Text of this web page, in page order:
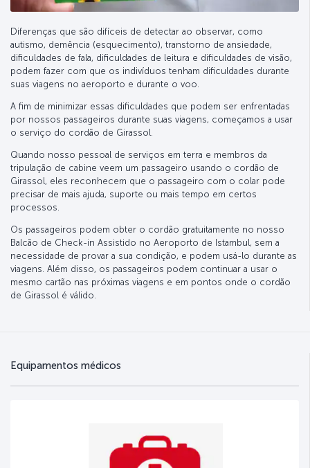
Diferenças que são difíceis de detectar ao observar, como
autismo, demência (esquecimento), transtorno de ansiedade,
dificuldades de fala, dificuldades de leitura e dificuldades de visão,
podem fazer com que os indivíduos tenham dificuldades durante
suas viagens no aeroporto e durante o voo.
A fim de minimizar essas dificuldades que podem ser enfrentadas
por nossos passageiros durante suas viagens, começamos a usar
o serviço do cordão de Girassol.
Quando nosso pessoal de serviços em terra e membros da
tripulação de cabine veem um passageiro usando o cordão de
Girassol, eles reconhecem que o passageiro com o colar pode
precisar de mais ajuda, suporte ou mais tempo em certos
processos.
Os passageiros podem obter o cordão gratuitamente no nosso
Balcão de Check-in Assistido no Aeroporto de Istambul, sem a
necessidade de provar a sua condição, e podem usá-lo durante as
viagens. Além disso, os passageiros podem continuar a usar o
mesmo cartão nas próximas viagens e em pontos onde o cordão
de Girassol é válido.
Equipamentos médicos